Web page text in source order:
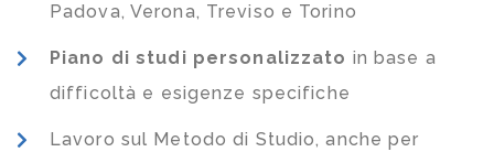
Padova, Verona, Treviso e Torino
Piano di studi personalizzato in base a
difficoltà e esigenze specifiche
Lavoro sul Metodo di Studio, anche per